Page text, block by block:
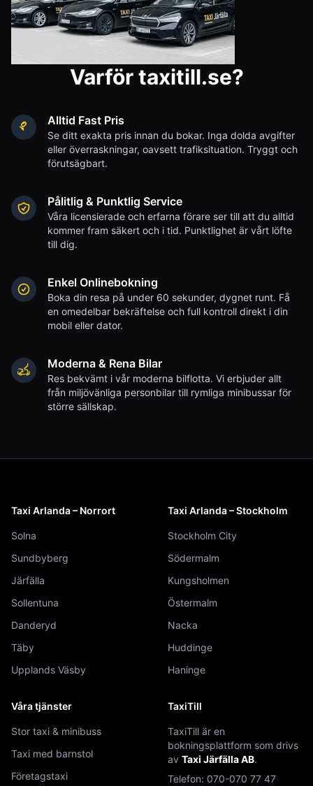
Varför taxitill.se?
Alltid Fast Pris
Se ditt exakta pris innan du bokar. Inga dolda avgifter
eller överraskningar, oavsett trafiksituation. Tryggt och
förutsägbart.
Pålitlig & Punktlig Service
Våra licensierade och erfarna förare ser till att du alltid
kommer fram säkert och i tid. Punktlighet är vårt löfte
till dig.
Enkel Onlinebokning
Boka din resa på under 60 sekunder, dygnet runt. Få
en omedelbar bekräftelse och full kontroll direkt i din
mobil eller dator.
Moderna & Rena Bilar
Res bekvämt i vår moderna bilflotta. Vi erbjuder allt
från miljövänliga personbilar till rymliga minibussar för
större sällskap.
Taxi Arlanda – Norrort
Solna
Sundbyberg
Järfälla
Sollentuna
Danderyd
Täby
Upplands Väsby
Taxi Arlanda – Stockholm
Stockholm City
Södermalm
Kungsholmen
Östermalm
Nacka
Huddinge
Haninge
Våra tjänster
Stor taxi & minibuss
Taxi med barnstol
Företagstaxi
TaxiTill
TaxiTill är en
bokningsplattform som drivs
av Taxi Järfälla AB.
Telefon: 070-070 77 47